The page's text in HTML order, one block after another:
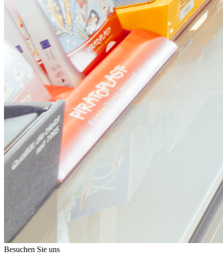
Besuchen Sie uns